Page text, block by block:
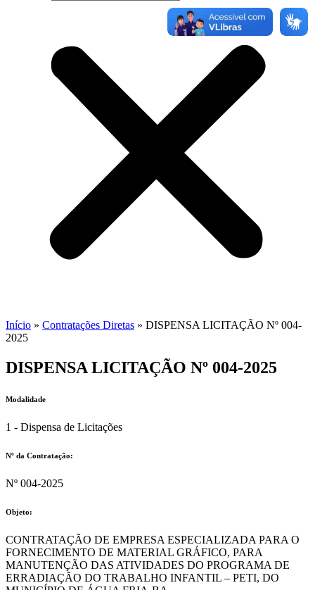
Início » Contratações Diretas » DISPENSA LICITAÇÃO Nº 004-
2025
DISPENSA LICITAÇÃO Nº 004-2025
Modalidade
1 - Dispensa de Licitações
Nº da Contratação:
Nº 004-2025
Objeto:
CONTRATAÇÃO DE EMPRESA ESPECIALIZADA PARA O
FORNECIMENTO DE MATERIAL GRÁFICO, PARA
MANUTENÇÃO DAS ATIVIDADES DO PROGRAMA DE
ERRADIAÇÃO DO TRABALHO INFANTIL – PETI, DO